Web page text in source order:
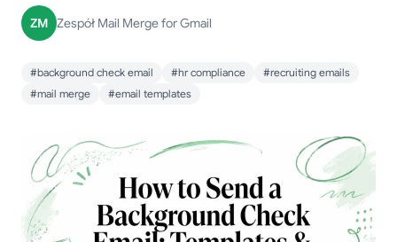
ZM Zespół Mail Merge for Gmail
#background check email #hr compliance
#recruiting emails
#mail merge
#email templates